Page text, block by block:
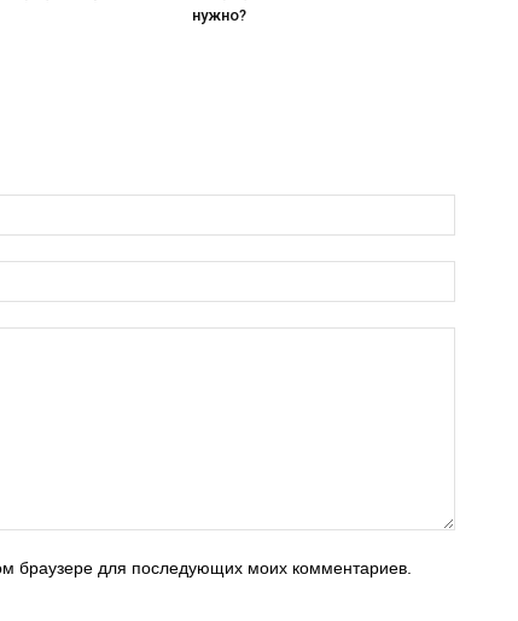
нужно?
браузере для последующих моих комментариев.